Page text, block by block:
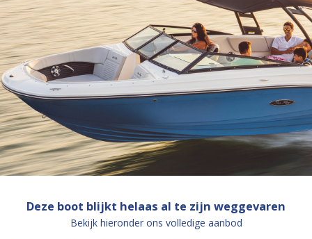
Deze boot blijkt helaas al te zijn weggevaren
Bekijk hieronder ons volledige aanbod